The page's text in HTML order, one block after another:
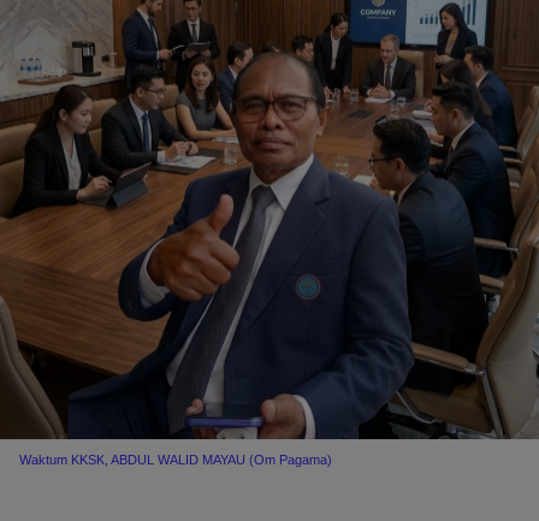
Waktum KKSK, ABDUL WALID MAYAU (Om Pagama)